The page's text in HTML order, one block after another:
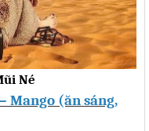
Né
Mango (ăn sáng,